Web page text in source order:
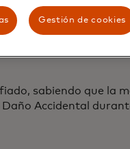
de la tarjeta. Para
sabiendo que la
Accidental
Gestión de cookies